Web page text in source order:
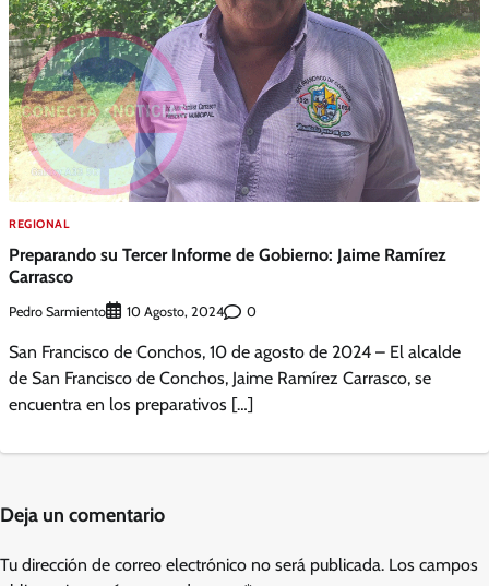
REGIONAL
Preparando su Tercer Informe de Gobierno: Jaime Ramírez
Carrasco
Pedro Sarmiento 10 Agosto, 2024 0
San Francisco de Conchos, 10 de agosto de 2024 – El alcalde
de San Francisco de Conchos, Jaime Ramírez Carrasco, se
encuentra en los preparativos […]
Deja un comentario
Tu dirección de correo electrónico no será publicada. Los campos